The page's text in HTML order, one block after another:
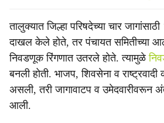
तालुक्यात जिल्हा परिषदेच्या चार
दाखल केले होते, तर पंचायत समितीच्या
निवडणूक रिंगणात उतरले होते. त्यामुळे
बनली होती. भाजप, शिवसेना व राष्ट्रवादी
असली, तरी जागावाटप व उमेदवारीवरून
आली.